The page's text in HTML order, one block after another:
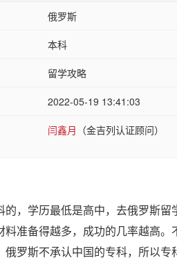
俄罗斯
本科
留学攻略
2022-05-19 13:41:03
闫鑫月 （金吉列认证顾问）
的，学历最低是高中，去俄罗斯
料准备得越多，成功的几率越高
俄罗斯不承认中国的专科，所以